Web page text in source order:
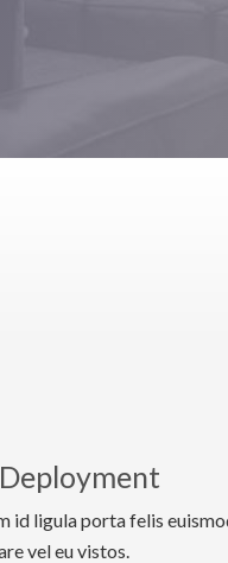
id ligula porta felis
vel eu vistos.